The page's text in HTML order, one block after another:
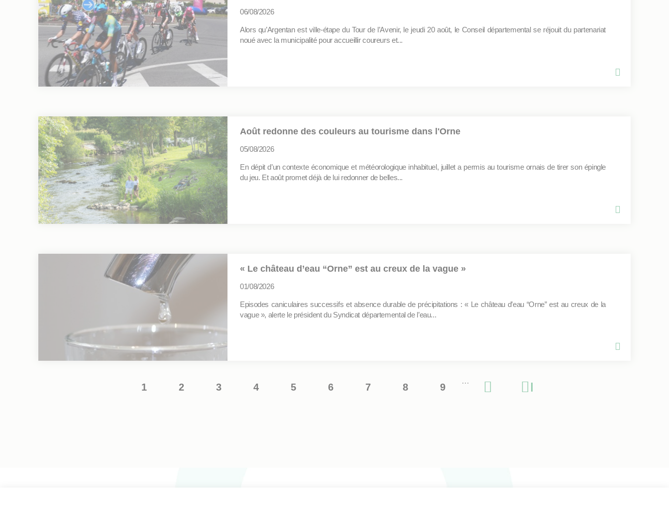
06/08/2026
Alors qu’Argentan est ville-étape du Tour de l’Avenir, le jeudi 20 août, le Conseil départemental se réjouit du partenariat
noué avec la municipalité pour accueillir coureurs et...
Août redonne des couleurs au tourisme dans l'Orne
05/08/2026
En dépit d’un contexte économique et météorologique inhabituel, juillet a permis au tourisme ornais de tirer son épingle
du jeu. Et août promet déjà de lui redonner de belles...
« Le château d’eau “Orne” est au creux de la vague »
01/08/2026
Episodes caniculaires successifs et absence durable de précipitations : « Le château d’eau “Orne” est au creux de la
vague », alerte le président du Syndicat départemental de l’eau...
Pagination
Page
1
Page
2
Page
3
Page
4
Page
5
Page
6
Page
7
Page
8
Page
9
…
PageDernière